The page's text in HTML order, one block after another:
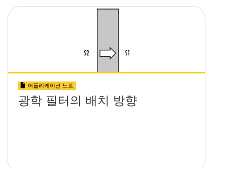
어플리케이션 노트
광학 필터의 배치 방향